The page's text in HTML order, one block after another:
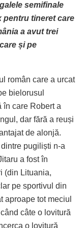
semifinale
pentru tineret care
a avut trei
și pe
român care a urcat
bielorusul
în care Robert a
dar fără a reuși
de alonjă.
pugiliști n-a
a fost în
(din Lituania,
pe sportivul din
aproape tot meciul
câte o lovitură
o lovitură